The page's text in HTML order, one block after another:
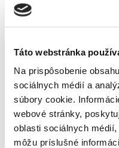
Táto webstránka
Na prispôsobenie
sociálnych médií a
súbory cookie.
webové stránky,
oblasti sociálnych
môžu príslušné
Ingenico DX 8000 je
vysoký výkon, dlhú
RObustný terminál
výkonným procesorom
predajný deň bez
maloobchod alebo
spoľahlivým partnerom